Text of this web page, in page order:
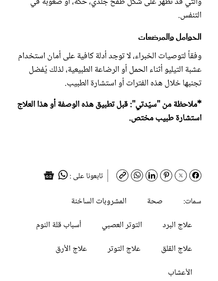
التنفس.
الحوامل والمرضعات
وفقاً لتوصيات الخبراء، لا توجد أدلة كافية على أمان استخدام
عشبة التيليو أثناء الحمل أو الرضاعة الطبيعية، لذلك يُفضل
تجنبها خلال هذه الفترات أو استشارة الطبيب.
*ملاحظة من "سيّدتي": قبل تطبيق هذه الوصفة أو هذا العلاج
استشارة طبيب مختص.
تابعونا على :
سمات:
صحة
المشروبات الساخنة
علاج البرد
التوتر العصبي
أسباب قلة النوم
علاج القلق
علاج التوتر
علاج الأرق
الأعشاب